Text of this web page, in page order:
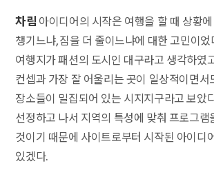
차림 아이디어의 시작은 여행을 할 때 상황
챙기느냐, 짐을 더 줄이느냐에 대한 고민이
여행지가 패션의 도시인 대구라고 생각하였
컨셉과 가장 잘 어울리는 곳이 일상적이면서
장소들이 밀집되어 있는 시지지구라고 보았
선정하고 나서 지역의 특성에 맞춰 프로그램
것이기 때문에 사이트로부터 시작된 아이디
있겠다.